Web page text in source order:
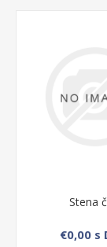
Stena
€0,00 s